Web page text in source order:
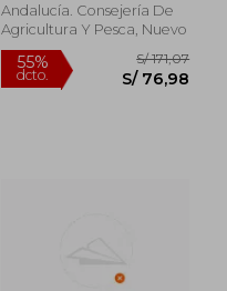
Andalucía. Consejería De
Agricultura Y Pesca, Nuevo